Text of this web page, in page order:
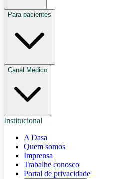
Para pacientes
Canal Médico
Institucional
A Dasa
Quem somos
Imprensa
Trabalhe conosco
Portal de privacidade